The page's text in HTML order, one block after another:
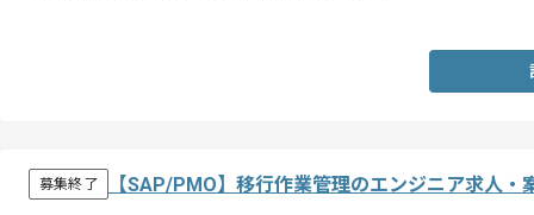
募集終了 【SAP/PMO】移行作業管理のエンジニア求人・